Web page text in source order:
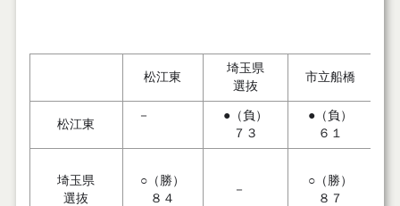
松江東
埼玉県
選抜
市立船橋
松江東
－
●（負）
７３
●（負）
６１
埼玉県
選抜
○（勝）
８４
－
○（勝）
８７